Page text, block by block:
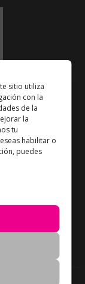
sitio utiliza
con la
de la
la
tu
habilitar o
puedes
Todos los